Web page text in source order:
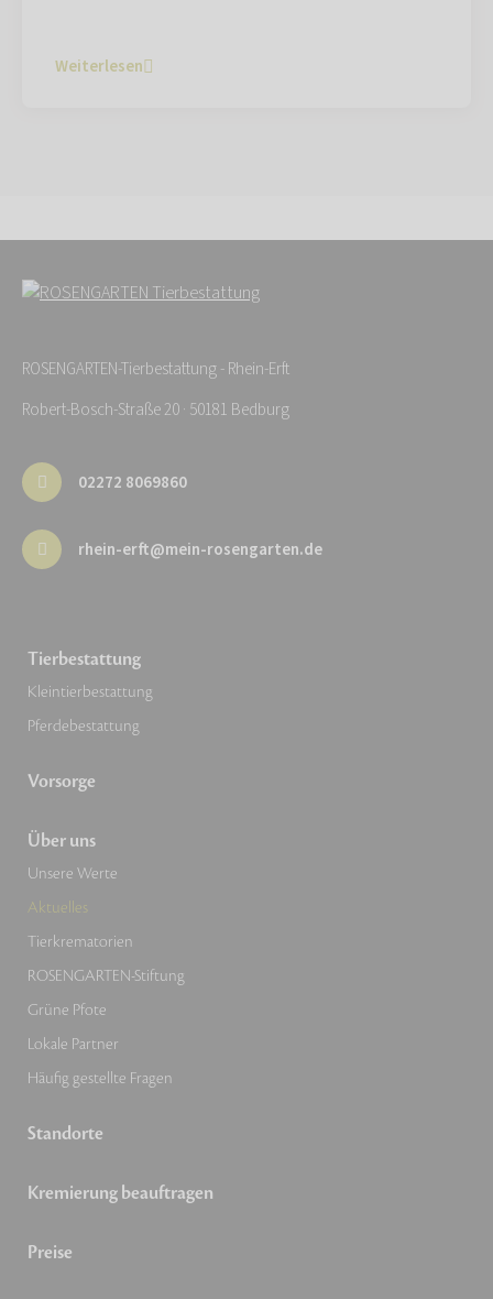
Weiterlesen
ROSENGARTEN-Tierbestattung - Rhein-Erft
Robert-Bosch-Straße 20 · 50181 Bedburg
02272 8069860
rhein-erft@mein-rosengarten.de
Tierbestattung
Kleintierbestattung
Pferdebestattung
Vorsorge
Über uns
Unsere Werte
Aktuelles
Tierkrematorien
ROSENGARTEN-Stiftung
Grüne Pfote
Lokale Partner
Häufig gestellte Fragen
Standorte
Kremierung beauftragen
Preise